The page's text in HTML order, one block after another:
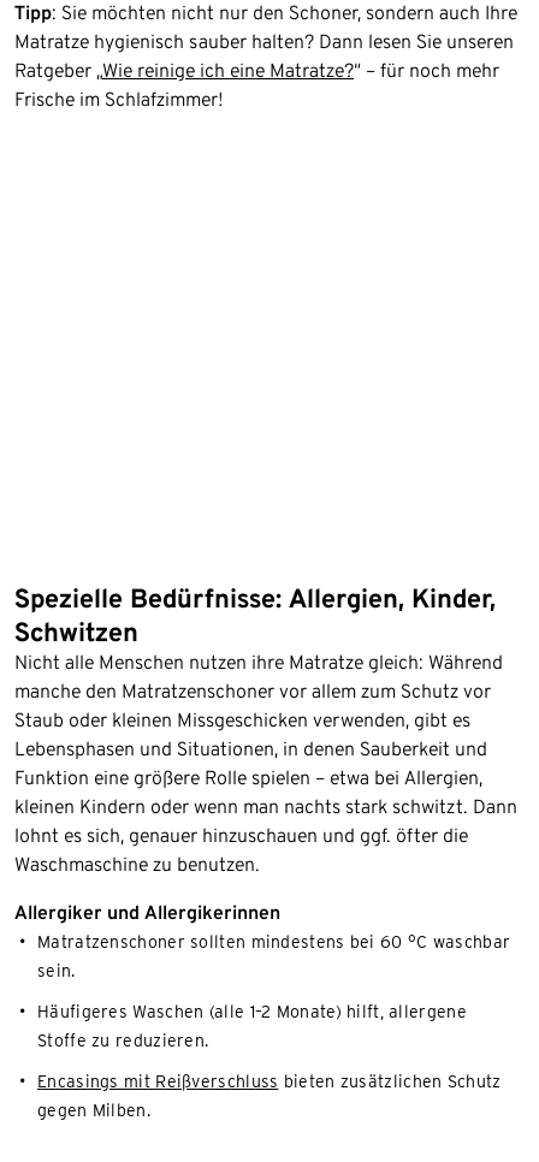
Tipp: Sie möchten nicht nur den Schoner, sondern auch Ihre
Matratze hygienisch sauber halten? Dann lesen Sie unseren
Ratgeber „Wie reinige ich eine Matratze?“ – für noch mehr
Frische im Schlafzimmer!
Spezielle Bedürfnisse: Allergien, Kinder,
Schwitzen
Nicht alle Menschen nutzen ihre Matratze gleich: Während
manche den Matratzenschoner vor allem zum Schutz vor
Staub oder kleinen Missgeschicken verwenden, gibt es
Lebensphasen und Situationen, in denen Sauberkeit und
Funktion eine größere Rolle spielen – etwa bei Allergien,
kleinen Kindern oder wenn man nachts stark schwitzt. Dann
lohnt es sich, genauer hinzuschauen und ggf. öfter die
Waschmaschine zu benutzen.
Allergiker und Allergikerinnen
Matratzenschoner sollten mindestens bei 60 °C waschbar
sein.
Häufigeres Waschen (alle 1–2 Monate) hilft, allergene
Stoffe zu reduzieren.
Encasings mit Reißverschluss bieten zusätzlichen Schutz
gegen Milben.